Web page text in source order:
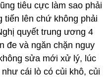
tiêu cực làm sao phải
tiến lên chứ không phải
quyết trung ương 4
đe và ngăn chặn nguy
sửa mới xử lý, lúc
cái lò có củi khô, củi